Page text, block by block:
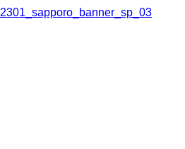
2301_sapporo_banner_sp_03